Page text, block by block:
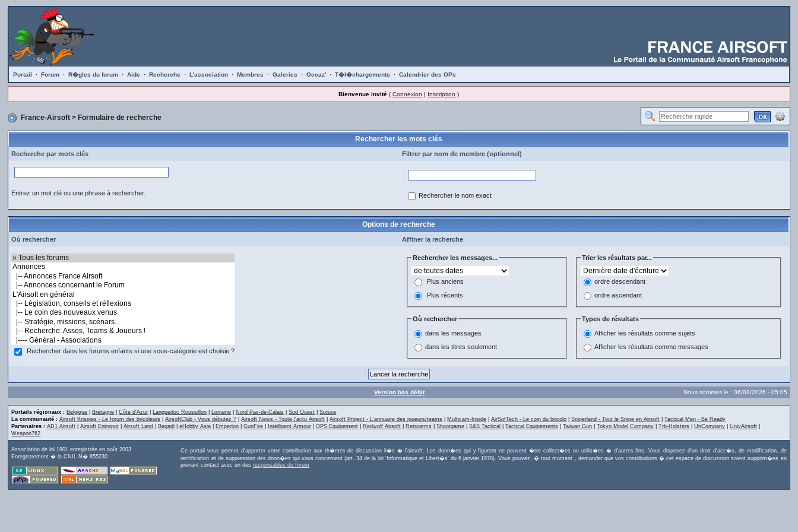
Portail · Forum · R�gles du forum · Aide · Recherche · L'association · Membres · Galeries · Occaz' · T�l�chargements · Calendrier des OPs
Bienvenue invité (Connexion | Inscription )
France-Airsoft > Formulaire de recherche
Rechercher les mots clés
Recherche par mots clés Filtrer par nom de membre (optionnel)
Entrez un mot clé ou une phrase à rechercher. Rechercher le nom exact
Options de recherche
Où rechercher Affiner la recherche
Rechercher dans les forums enfants si une sous-catégorie est choisie ?
Rechercher les messages...
Plus anciens
Plus récents
Trier les résultats par...
ordre descendant
ordre ascendant
Où rechercher
dans les messages
dans les titres seulement
Types de résultats
Afficher les résultats comme sujets
Afficher les résultats comme messages
Version bas débit Nous sommes le : 06/08/2026 - 05:05
Portails régionaux : Belgique Bretagne |Côte d'Azur Languedoc Roussillon Lorraine Nord Pas-de-Calais |Sud Ouest |Suisse
La communauté : Airsoft Krispies - Le forum des bricoleurs |AirsoftClub - Vous débutez ? |Airsoft News - Toute l'actu Airsoft |Airsoft Project - L'annuaire des joueurs/teams Multicam-Inside |AirSofTech - Le coin du bricolo |Sniperland - Tout le Snipe en Airsoft |Tactical Men - Be Ready
Partenaires : AD1 Airsoft |Airsoft Entrepot |Airsoft Land Begadi |eHobby Asia Emperion |GunFire Intelligent Armour |OPS Equipement Redwolf Airsoft Retroarms |Shootgame |S&S Tactical |Tactical Equipements |Taiwan Gun |Tokyo Model Company |Trb-Holsters |UnCompany |UnivAirsoft
Weapon762
Association de loi 1901 enregistrée en août 2003
Enregistrement � la CNIL N� 855230
Ce portail vous permet d'apporter votre contribution aux th�mes de discussion li�s � l'airsoft. Les donn�es qui y figurent ne peuvent �tre collect�es ou utilis�es � d'autres fins. Vous disposez d'un droit d'acc�s, de modification, de
rectification et de suppression des donn�es qui vous concernent (art. 34 de la loi 'Informatique et Libert�s' du 6 janvier 1978). Vous pouvez, � tout moment , demander que vos contributions � cet espace de discussion soient supprim�es en
prenant contact avec un desresponsables du forum